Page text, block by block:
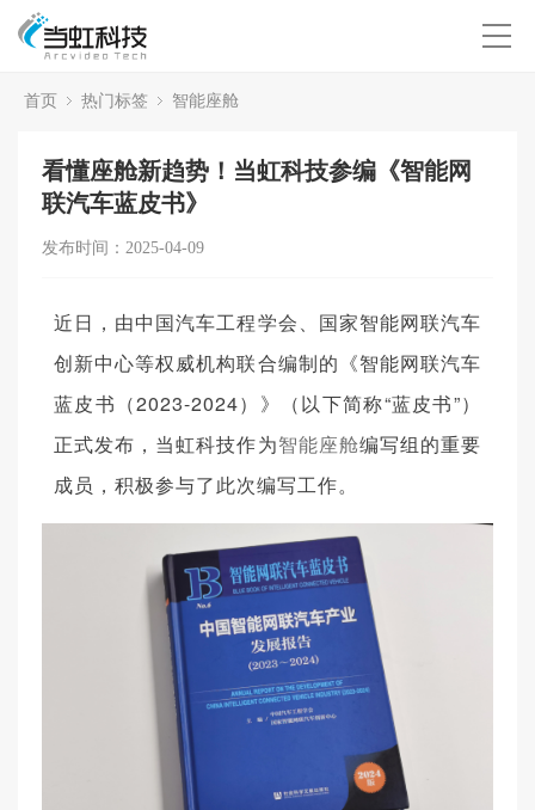
首页 热门标签 智能座舱
看懂座舱新趋势！当虹科技参编《智能网
联汽车蓝皮书》
发布时间：2025-04-09
近日，由中国汽车工程学会、国家智能网联汽车
创新中心等权威机构联合编制的《智能网联汽车
蓝皮书（2023-2024）》（以下简称“蓝皮书”）
正式发布，当虹科技作为智能座舱编写组的重要
成员，积极参与了此次编写工作。